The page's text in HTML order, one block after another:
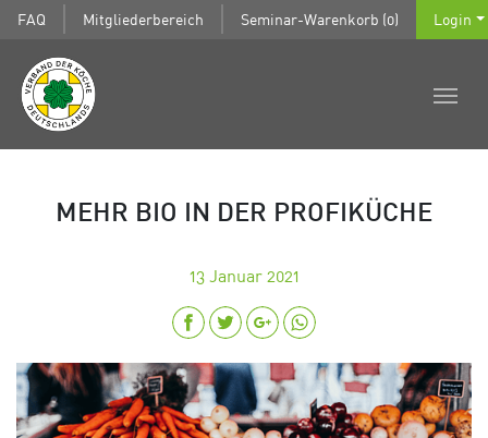
FAQ Mitgliederbereich Seminar-Warenkorb (0) Login
MEHR BIO IN DER PROFIKÜCHE
13 Januar 2021